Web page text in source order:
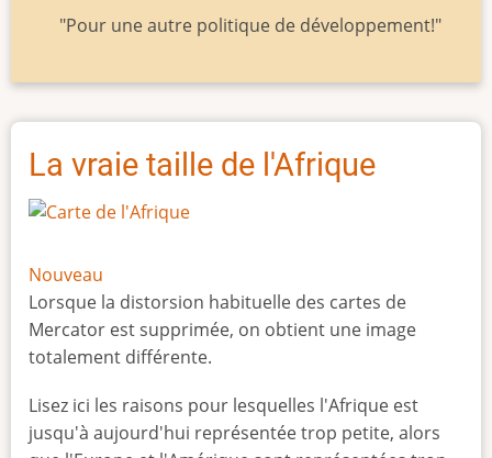
"Pour une autre politique de développement!"
La vraie taille de l'Afrique
Nouveau
Lorsque la distorsion habituelle des cartes de
Mercator est supprimée, on obtient une image
totalement différente.
Lisez ici les raisons pour lesquelles l'Afrique est
jusqu'à aujourd'hui représentée trop petite, alors